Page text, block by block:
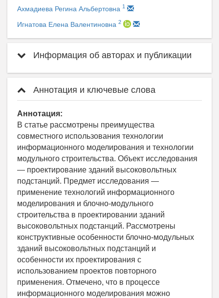
Ахмадиева Регина Альбертовна 1
Игнатова Елена Валентиновна 2
Информация об авторах и публикации
Аннотация и ключевые слова
Аннотация:
В статье рассмотрены преимущества
совместного использования технологии
информационного моделирования и технологии
модульного строительства. Объект исследования
— проектирование зданий высоковольтных
подстанций. Предмет исследования —
применение технологий информационного
моделирования и блочно-модульного
строительства в проектировании зданий
высоковольтных подстанций. Рассмотрены
конструктивные особенности блочно-модульных
зданий высоковольтных подстанций и
особенности их проектирования с
использованием проектов повторного
применения. Отмечено, что в процессе
информационного моделирования можно